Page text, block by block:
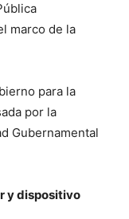
marco de la
para la
por la
Gubernamental
y dispositivo